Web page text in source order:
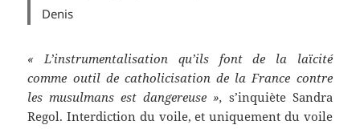
Denis
« L’instrumentalisation qu’ils font de la laïcité
comme outil de catholicisation de la France contre
les musulmans est dangereuse », s’inquiète Sandra
Regol. Interdiction du voile, et uniquement du voile